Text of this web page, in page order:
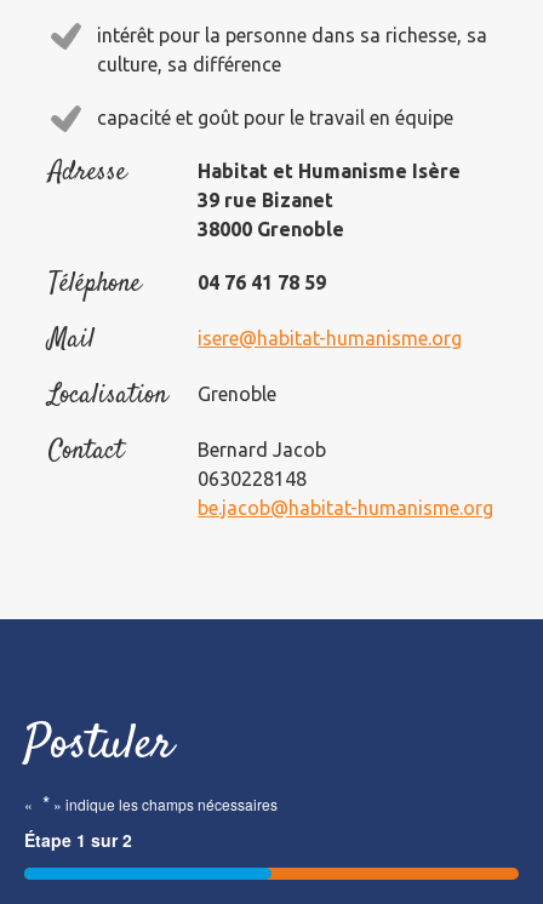
intérêt pour la personne dans sa richesse, sa
culture, sa différence
capacité et goût pour le travail en équipe
Adresse
Habitat et Humanisme Isère
39 rue Bizanet
38000 Grenoble
Téléphone 04 76 41 78 59
Mail isere@habitat-humanisme.org
Localisation Grenoble
Contact
Bernard Jacob
0630228148
be.jacob@habitat-humanisme.org
Postuler
« * » indique les champs nécessaires
Étape 1 sur2
50%